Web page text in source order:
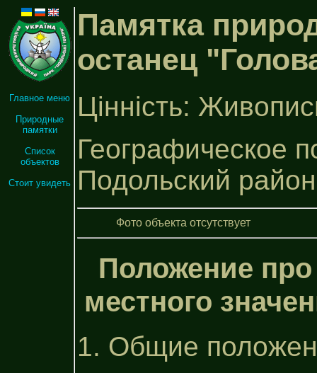
Главное меню
Природные
памятки
Список
объектов
Стоит увидеть
Памятка
останец
Цінність:
Географическое
Подольский район
Фото объекта отсутствует
Положение
местного
1. Общие